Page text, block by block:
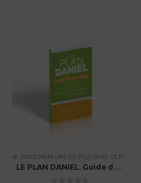
BIBLIQUES
GROUPES,THÈMES BIBLIQUES
,PROCESSUS DE FORMATION DE DISCIPLE
LE PLAN DANIEL. Guide de démarrage – 40 jours pour une vie plus saine